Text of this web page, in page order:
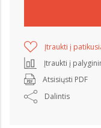
Įtraukti į
Įtraukti į
Atsisiųsti PDF
Dalintis